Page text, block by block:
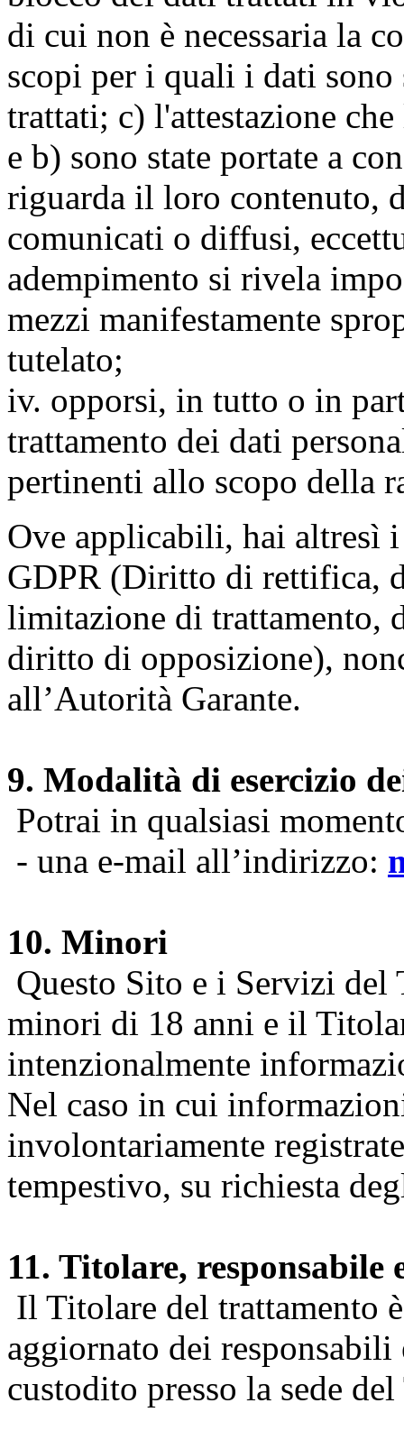
di cui non è necessaria la
scopi per i quali i dati sono
trattati; c) l'attestazione
e b) sono state portate a
riguarda il loro contenuto,
comunicati o diffusi,
adempimento si rivela
mezzi manifestamente
tutelato;
iv. opporsi, in tutto o in
trattamento dei dati
pertinenti allo scopo della
Ove applicabili, hai
GDPR (Diritto di rettifica,
limitazione di trattamento,
diritto di opposizione),
all’Autorità Garante.
9. Modalità di esercizio
Potrai in qualsiasi
- una e-mail all’indirizzo:
10. Minori
Questo Sito e i Servizi del
minori di 18 anni e il
intenzionalmente
Nel caso in cui
involontariamente
tempestivo, su richiesta
11. Titolare, responsabile
Il Titolare del trattamento
aggiornato dei
custodito presso la sede